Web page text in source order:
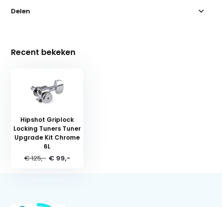
Delen
Recent bekeken
Hipshot Griplock
Locking Tuners Tuner
Upgrade Kit Chrome
6L
€ 125,- € 99,-